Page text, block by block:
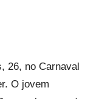
26, no Carnaval
O jovem